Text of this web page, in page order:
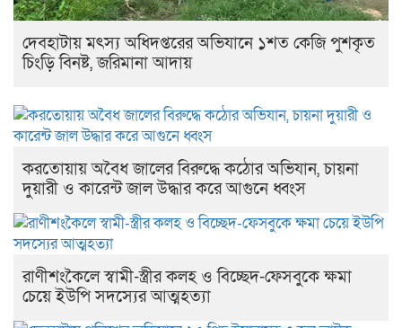
দেবহাটায় মৎস্য অধিদপ্তরের অভিযানে ১শত কেজি পুশকৃত
চিংড়ি বিনষ্ট, জরিমানা আদায়
করতোয়ায় অবৈধ জালের বিরুদ্ধে কঠোর অভিযান, চায়না
দুয়ারী ও কারেন্ট জাল উদ্ধার করে আগুনে ধ্বংস
রাণীশংকৈলে স্বামী-স্ত্রীর কলহ ও বিচ্ছেদ-ফেসবুকে ক্ষমা
চেয়ে ইউপি সদস্যের আত্মহত্যা